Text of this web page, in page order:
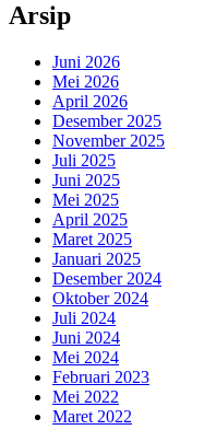
Arsip
Juni 2026
Mei 2026
April 2026
Desember 2025
November 2025
Juli 2025
Juni 2025
Mei 2025
April 2025
Maret 2025
Januari 2025
Desember 2024
Oktober 2024
Juli 2024
Juni 2024
Mei 2024
Februari 2023
Mei 2022
Maret 2022